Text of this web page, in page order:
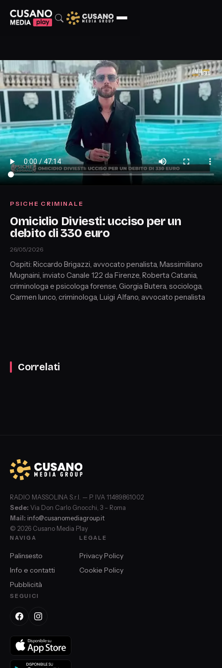
PSICHE CRIMINALE
Omicidio Diviesti: ucciso per un
debito di 330 euro
26/05/2026
Ospiti: Riccardo Brigazzi, avvocato penalista, Massimiliano
Mugnaini, inviato Canale 122 da Firenze, Roberta Catania,
criminologa e psicologa forense, Giorgia Butera, sociologa,
Carmen Iunco, criminologa, Luigi Alfano, avvocato penalista
Correlati
RADIO MASSOLINA S.r.l. — P. IVA 11489861002
Sede: Via Don Carlo Gnocchi, 3 – Roma
Mail: info@cusanomediagroup.it
© 2026 Cusano Media Play
NAVIGA
Palinsesto
Info e contatti
Pubblicità
LEGALE
Privacy Policy
Cookie Policy
SEGUICI